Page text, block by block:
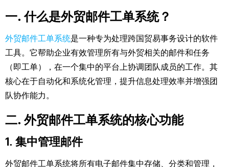
一. 什么是外贸邮件工单系统？
外贸邮件工单系统是一种专为处理跨国贸易事务设计的软件
工具。它帮助企业有效管理所有与外贸相关的邮件和任务
（即工单），在一个集中的平台上协调团队成员的工作。其
核心在于自动化和系统化管理，提升信息处理效率并增强团
队协作能力。
二. 外贸邮件工单系统的核心功能
1. 集中管理邮件
外贸邮件工单系统将所有电子邮件集中存储、分类和管理，